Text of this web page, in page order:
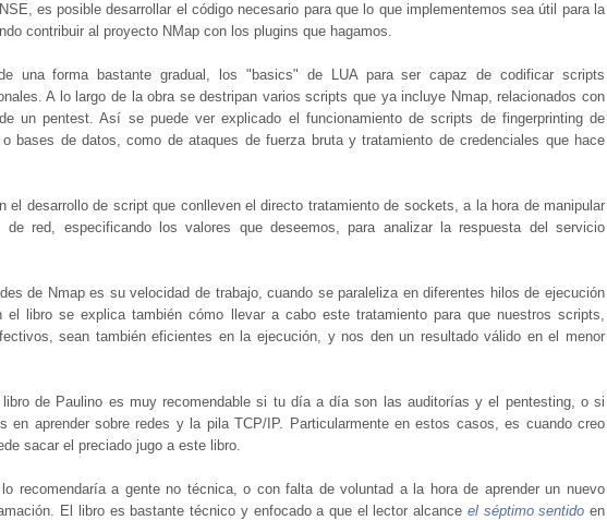
es posible desarrollar el código necesario para que lo que implementemos sea útil para la
contribuir al proyecto NMap con los plugins que hagamos.
una forma bastante gradual, los "basics" de LUA para ser capaz de codificar scripts
A lo largo de la obra se destripan varios scripts que ya incluye Nmap, relacionados con
un pentest. Así se puede ver explicado el funcionamiento de scripts de fingerprinting de
bases de datos, como de ataques de fuerza bruta y tratamiento de credenciales que hace
el desarrollo de script que conlleven el directo tratamiento de sockets, a la hora de manipular
de red, especificando los valores que deseemos, para analizar la respuesta del servicio
de Nmap es su velocidad de trabajo, cuando se paraleliza en diferentes hilos de ejecución
el libro se explica también cómo llevar a cabo este tratamiento para que nuestros scripts,
sean también eficientes en la ejecución, y nos den un resultado válido en el menor
de Paulino es muy recomendable si tu día a día son las auditorías y el pentesting, o si
en aprender sobre redes y la pila TCP/IP. Particularmente en estos casos, es cuando creo
sacar el preciado jugo a este libro.
recomendaría a gente no técnica, o con falta de voluntad a la hora de aprender un nuevo
El libro es bastante técnico y enfocado a que el lector alcance el séptimo sentido en